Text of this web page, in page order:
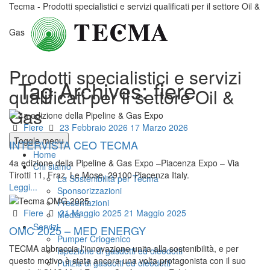
Tecma - Prodotti specialistici e servizi qualificati per il settore Oil &
Gas
Prodotti specialistici e servizi
qualificati per il settore Oil &
Gas
Toggle menu
Home
Chi siamo
La Sostenibilità per Tecma
Sponsorizzazioni
Presentazioni
Media
Servizi
Pumper Criogenico
Ispezione di gasdotti ed oleodotti
Pulizia di gasdotti ed oleodotti
Tag Archives:fiere
Categories
Fiere
Posted
on
23 Febbraio 2026 17 Marzo 2026
INTERVISTA CEO TECMA
4a edizione della Pipeline & Gas Expo –Piacenza Expo – Via
Tirotti 11, Fraz. Le Mose, 29100 Piacenza Italy.
Leggi...
Categories
Fiere
Posted
21 Maggio 2025 21 Maggio 2025
OMC 2025 – MED ENERGY
TECMA abbraccia l'innovazione unita alla sostenibilità, e per
questo motivo è stata ancora una volta protagonista con il suo